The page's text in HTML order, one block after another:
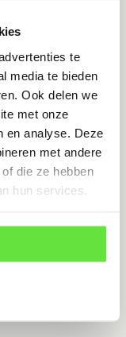
te
media te bieden
Ook delen we
met onze
en analyse. Deze
met andere
die ze hebben
hun services.
jaren